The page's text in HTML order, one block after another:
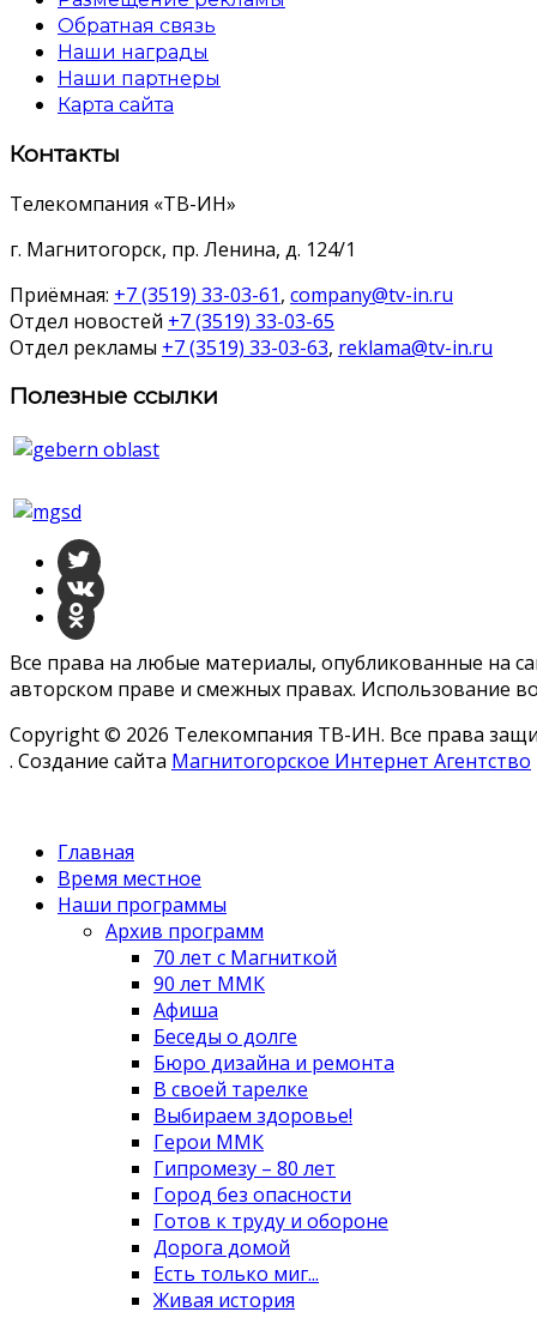
Обратная связь
Наши награды
Наши партнеры
Карта сайта
Контакты
Телекомпания «ТВ-ИН»
г. Магнитогорск, пр. Ленина, д. 124/1
Приёмная: +7 (3519) 33-03-61, company@tv-in.ru
Отдел новостей +7 (3519) 33-03-65
Отдел рекламы +7 (3519) 33-03-63, reklama@tv-in.ru
Полезные ссылки
Все права на любые материалы, опубликованные на
авторском праве и смежных правах. Использование
Copyright © 2026 Телекомпания ТВ-ИН. Все права
. Создание сайта Магнитогорское Интернет Агентство
Главная
Время местное
Наши программы
Архив программ
70 лет с Магниткой
90 лет ММК
Афиша
Беседы о долге
Бюро дизайна и ремонта
В своей тарелке
Выбираем здоровье!
Герои ММК
Гипромезу – 80 лет
Город без опасности
Готов к труду и обороне
Дорога домой
Есть только миг...
Живая история